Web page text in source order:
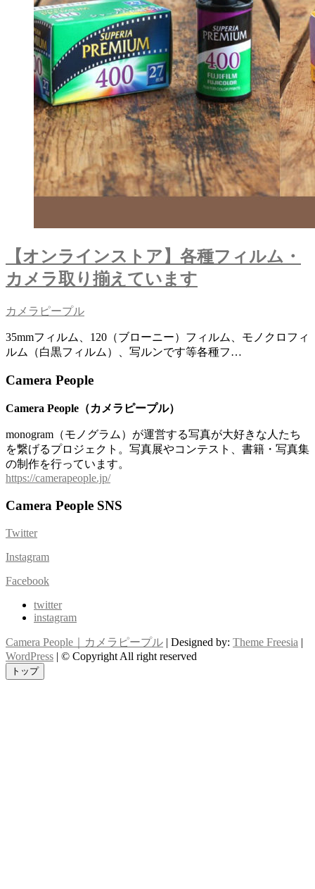
【オンラインストア】各種フィルム・
カメラ取り揃えています
カメラピープル
35mmフィルム、120（ブローニー）フィルム、モノクロフィ
ルム（白黒フィルム）、写ルンです等各種フ…
Camera People
Camera People（カメラピープル）
monogram（モノグラム）が運営する写真が大好きな人たち
を繋げるプロジェクト。写真展やコンテスト、書籍・写真集
の制作を行っています。
https://camerapeople.jp/
Camera People SNS
Twitter
Instagram
Facebook
twitter
instagram
Camera People｜カメラピープル | Designed by: Theme Freesia |
WordPress | © Copyright All right reserved
トップ